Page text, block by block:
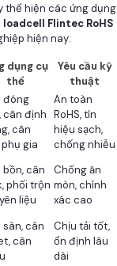
thể hiện các ứng dụng
loadcell Flintec RoHS
hiện nay:
dụng cụ
thể
Yêu cầu kỹ
thuật
đóng
cân định
cân
gia
An toàn
RoHS, tín
hiệu sạch,
chống nhiễu
bồn, cân
phối trộn
liệu
Chống ăn
mòn, chính
xác cao
sàn, cân
cân
Chịu tải tốt,
ổn định lâu
dài